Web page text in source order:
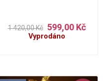
1 420,00 Kč 599,00 Kč
Vyprodáno